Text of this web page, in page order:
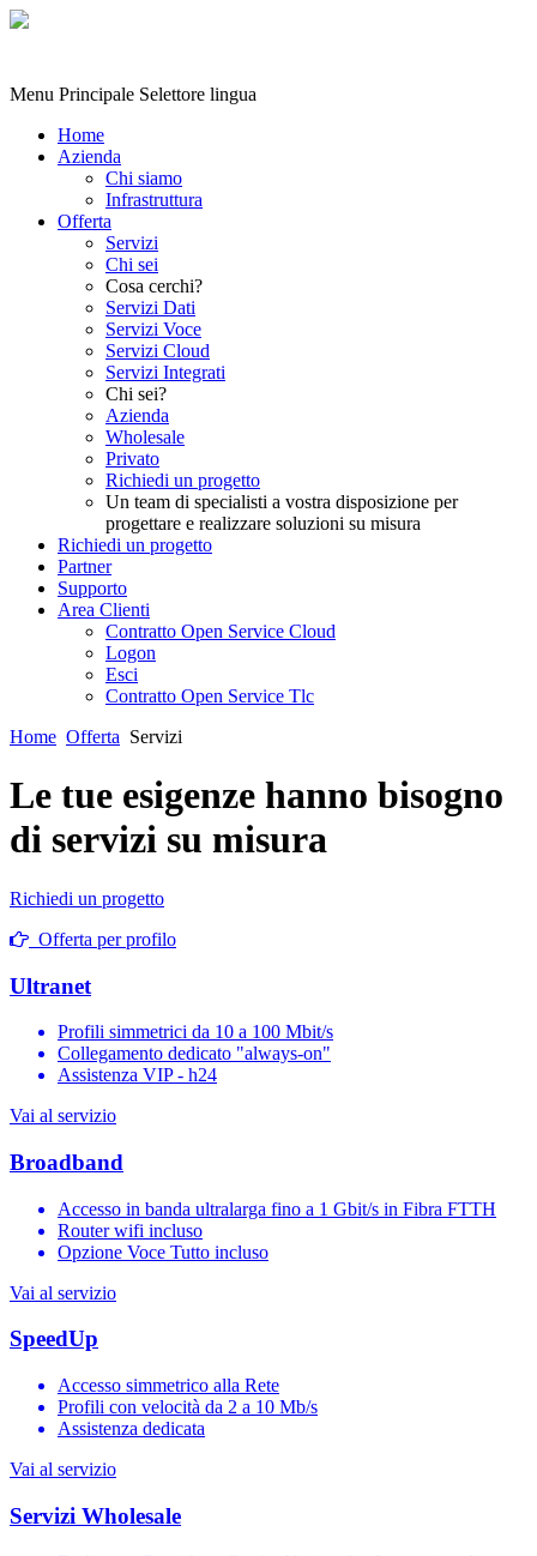
Menu Principale Selettore lingua
Home
Azienda
Chi siamo
Infrastruttura
Offerta
Servizi
Chi sei
Cosa cerchi?
Servizi Dati
Servizi Voce
Servizi Cloud
Servizi Integrati
Chi sei?
Azienda
Wholesale
Privato
Richiedi un progetto
Un team di specialisti a vostra disposizione per
progettare e realizzare soluzioni su misura
Richiedi un progetto
Partner
Supporto
Area Clienti
Contratto Open Service Cloud
Logon
Esci
Contratto Open Service Tlc
Home Offerta Servizi
Le tue esigenze hanno bisogno
di servizi su misura
Richiedi un progetto
Offerta per profilo
Ultranet
Profili simmetrici da 10 a 100 Mbit/s
Collegamento dedicato "always-on"
Assistenza VIP - h24
Vai al servizio
Broadband
Accesso in banda ultralarga fino a 1 Gbit/s in Fibra FTTH
Router wifi incluso
Opzione Voce Tutto incluso
Vai al servizio
SpeedUp
Accesso simmetrico alla Rete
Profili con velocità da 2 a 10 Mb/s
Assistenza dedicata
Vai al servizio
Servizi Wholesale